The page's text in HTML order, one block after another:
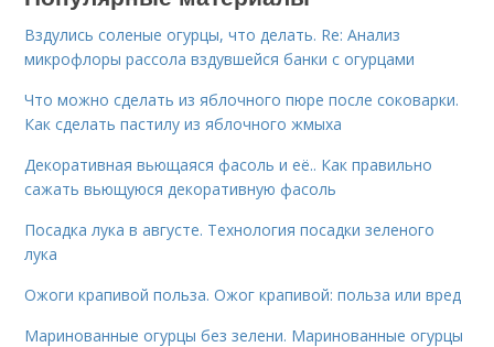
Вздулись соленые огурцы, что делать. Re: Анализ
микрофлоры рассола вздувшейся банки с огурцами
Что можно сделать из яблочного пюре после соковарки.
Как сделать пастилу из яблочного жмыха
Декоративная вьющаяся фасоль и её.. Как правильно
сажать вьющуюся декоративную фасоль
Посадка лука в августе. Технология посадки зеленого
лука
Ожоги крапивой польза. Ожог крапивой: польза или вред
Маринованные огурцы без зелени. Маринованные огурцы